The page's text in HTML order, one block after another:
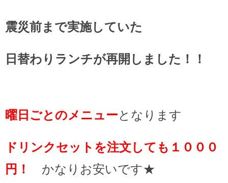
震災前まで実施していた
日替わりランチが再開しました！！
曜日ごとのメニューとなります
ドリンクセットを注文しても１０００
円！
かなりお安いです★